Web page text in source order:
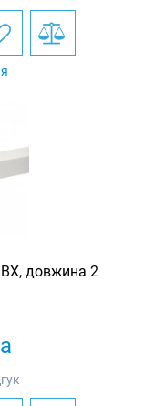
довжина 2